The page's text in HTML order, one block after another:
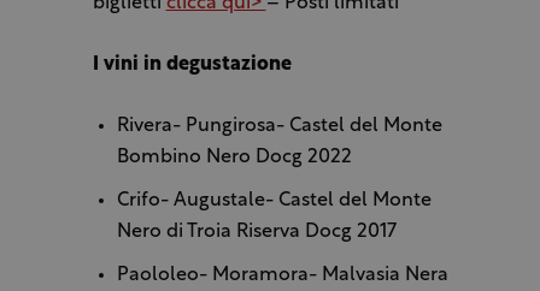
I vini in degustazione
Rivera- Pungirosa- Castel del Monte
Bombino Nero Docg 2022
Crifo- Augustale- Castel del Monte
Nero di Troia Riserva Docg 2017
Paololeo- Moramora- Malvasia Nera